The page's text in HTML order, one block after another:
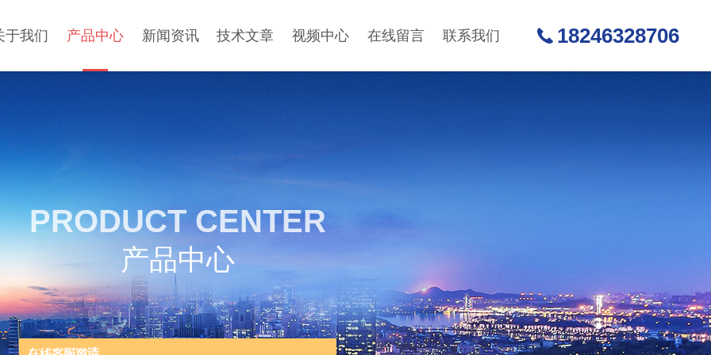
于我们 产品中心 新闻资讯 技术文章 视频中心 在线留言 联系我们 18246328706
PRODUCT CENTER
产品中心